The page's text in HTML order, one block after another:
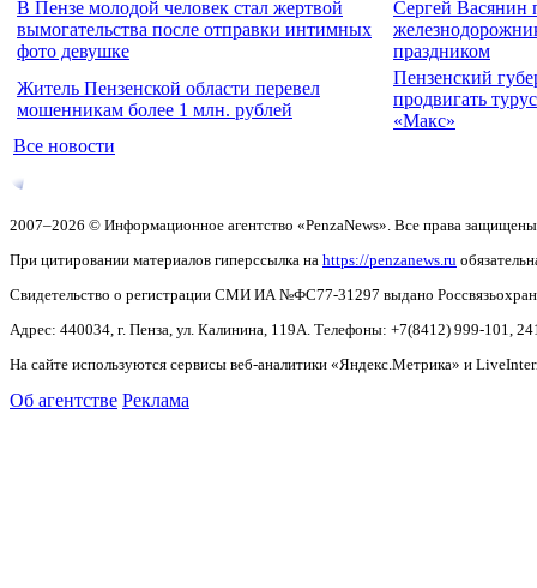
В Пензе молодой человек стал жертвой
вымогательства после отправки интимных
фото девушке
Сергей Васянин
праздником
Житель Пензенской области перевел
мошенникам более 1 млн. рублей
Пензенский
продвигать
«Макс»
Все новости
2007–2026 © Информационное агентство «PenzaNews». Все права
При цитировании материалов гиперссылка на https://penzanews.ru
Свидетельство о регистрации СМИ ИА №ФС77-31297 выдано
Адрес: 440034, г. Пенза, ул. Калинина, 119А. Телефоны: +7(8412) 999-101,
На сайте используются сервисы веб-аналитики «Яндекс.Метрика» и
Об агентстве Реклама